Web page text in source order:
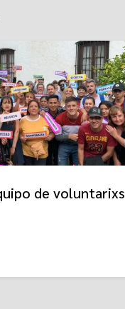
de voluntarixs